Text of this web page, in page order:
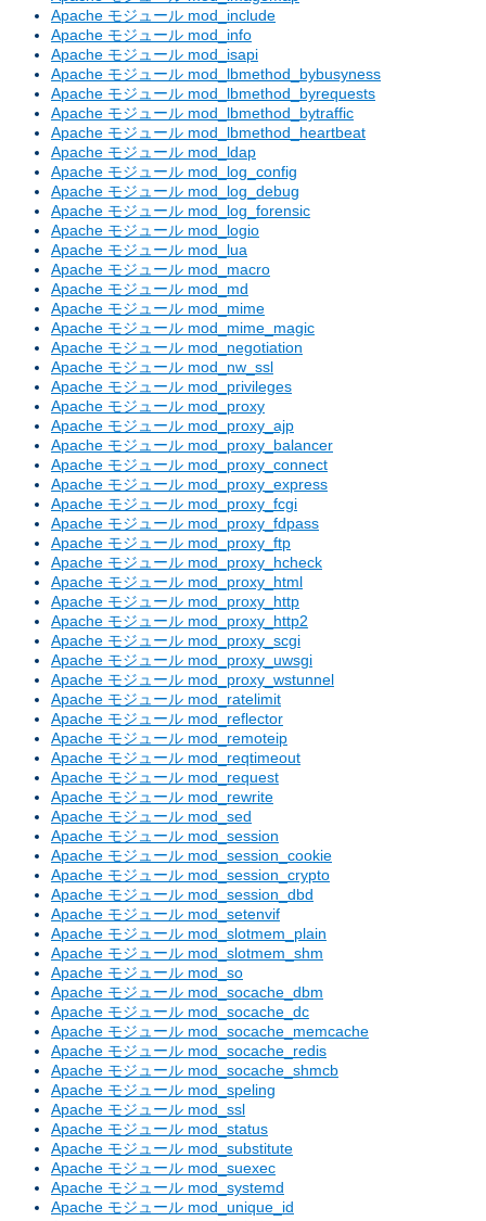
Apache モジュール mod_include
Apache モジュール mod_info
Apache モジュール mod_isapi
Apache モジュール mod_lbmethod_bybusyness
Apache モジュール mod_lbmethod_byrequests
Apache モジュール mod_lbmethod_bytraffic
Apache モジュール mod_lbmethod_heartbeat
Apache モジュール mod_ldap
Apache モジュール mod_log_config
Apache モジュール mod_log_debug
Apache モジュール mod_log_forensic
Apache モジュール mod_logio
Apache モジュール mod_lua
Apache モジュール mod_macro
Apache モジュール mod_md
Apache モジュール mod_mime
Apache モジュール mod_mime_magic
Apache モジュール mod_negotiation
Apache モジュール mod_nw_ssl
Apache モジュール mod_privileges
Apache モジュール mod_proxy
Apache モジュール mod_proxy_ajp
Apache モジュール mod_proxy_balancer
Apache モジュール mod_proxy_connect
Apache モジュール mod_proxy_express
Apache モジュール mod_proxy_fcgi
Apache モジュール mod_proxy_fdpass
Apache モジュール mod_proxy_ftp
Apache モジュール mod_proxy_hcheck
Apache モジュール mod_proxy_html
Apache モジュール mod_proxy_http
Apache モジュール mod_proxy_http2
Apache モジュール mod_proxy_scgi
Apache モジュール mod_proxy_uwsgi
Apache モジュール mod_proxy_wstunnel
Apache モジュール mod_ratelimit
Apache モジュール mod_reflector
Apache モジュール mod_remoteip
Apache モジュール mod_reqtimeout
Apache モジュール mod_request
Apache モジュール mod_rewrite
Apache モジュール mod_sed
Apache モジュール mod_session
Apache モジュール mod_session_cookie
Apache モジュール mod_session_crypto
Apache モジュール mod_session_dbd
Apache モジュール mod_setenvif
Apache モジュール mod_slotmem_plain
Apache モジュール mod_slotmem_shm
Apache モジュール mod_so
Apache モジュール mod_socache_dbm
Apache モジュール mod_socache_dc
Apache モジュール mod_socache_memcache
Apache モジュール mod_socache_redis
Apache モジュール mod_socache_shmcb
Apache モジュール mod_speling
Apache モジュール mod_ssl
Apache モジュール mod_status
Apache モジュール mod_substitute
Apache モジュール mod_suexec
Apache モジュール mod_systemd
Apache モジュール mod_unique_id